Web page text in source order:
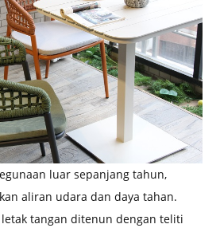
luar sepanjang tahun,
aliran udara dan daya tahan.
tangan ditenun dengan teliti